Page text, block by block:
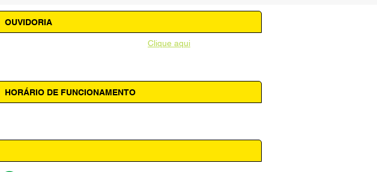
Clique aqui
OUVIDORIA
HORÁRIO DE FUNCIONAMENTO